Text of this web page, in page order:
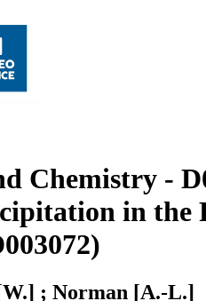
Chemistry -
in the
; Norman [A.-L.]